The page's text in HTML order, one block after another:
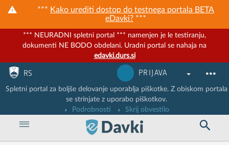
*** Kako urediti dostop do testnega portala BETA
eDavki? ***
*** NEURADNI spletni portal *** namenjen je le testiranju,
dokumenti NE BODO obdelani. Uradni portal se nahaja na
edavki.durs.si
Nadaljuj na vsebino
Nadaljuj na vsebino zaprtega portala
RS PRIJAVA
Spletni portal za boljše delovanje uporablja piškotke. Z obiskom portala
se strinjate z uporabo piškotkov.
Podrobnosti
Skrij obvestilo